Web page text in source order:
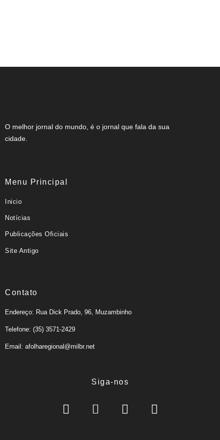
O melhor jornal do mundo, é o jornal que fala da sua
cidade.
Menu Principal
Inicio
Notícias
Publicações Oficiais
Site Antigo
Contato
Endereço: Rua Dick Prado, 96, Muzambinho
Telefone: (35) 3571-2429
Email: afolharegional@milbr.net
Siga-nos